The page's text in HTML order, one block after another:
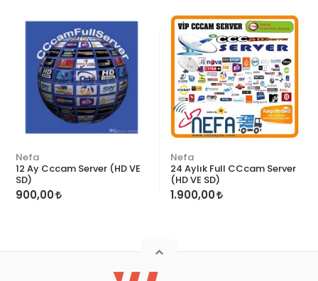
Nefa
12 Ay Cccam Server (HD VE
SD)
900,00
Nefa
24 Aylık Full CCcam Server
(HD VE SD)
1.900,00